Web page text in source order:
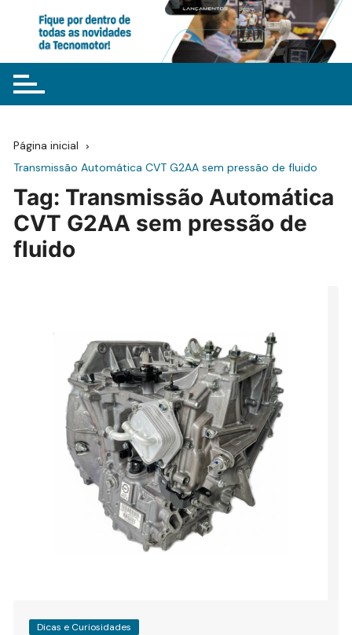
conteúdo
Página inicial
Transmissão Automática CVT G2AA sem pressão de fluido
Tag: Transmissão Automática
CVT G2AA sem pressão de
fluido
Dicas e Curiosidades